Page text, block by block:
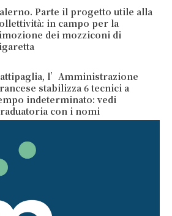
Parte il progetto utile alla
in campo per la
dei mozziconi di
l’Amministrazione
stabilizza 6 tecnici a
indeterminato: vedi
con i nomi